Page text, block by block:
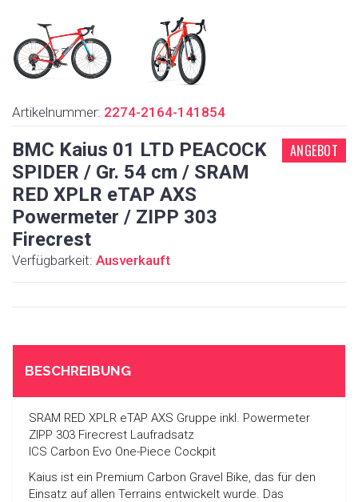
Artikelnummer: 2274-2164-141854
BMC Kaius 01 LTD PEACOCK
SPIDER / Gr. 54 cm / SRAM
RED XPLR eTAP AXS
Powermeter / ZIPP 303
Firecrest
ANGEBOT
Verfügbarkeit: Ausverkauft
BESCHREIBUNG
SRAM RED XPLR eTAP AXS Gruppe inkl. Powermeter
ZIPP 303 Firecrest Laufradsatz
ICS Carbon Evo One-Piece Cockpit
Kaius ist ein Premium Carbon Gravel Bike, das für den
Einsatz auf allen Terrains entwickelt wurde. Das